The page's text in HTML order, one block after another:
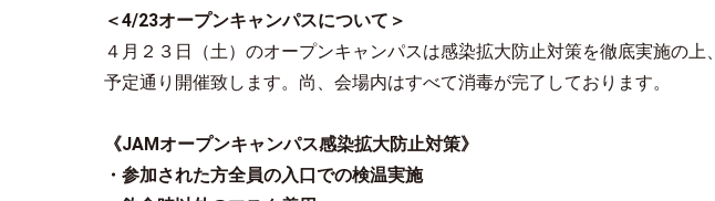
＜4/23オープンキャンパスについて ＞
４月２３日（土）のオープンキャンパスは感染拡大防止対策を徹底実施の上、
予定通り開催致します。尚、会場内はすべて消毒が完了しております。
《JAMオープンキャンパス感染拡大防止対策》
・参加された方全員の入口での検温実施